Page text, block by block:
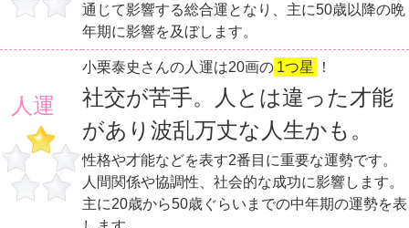
通じて影響する総合運となり、主に50歳以降の晩
年期に影響を及ぼします。
人運
小栗泰史さんの人運は20画の 1つ星 ！
社交が苦手。人とは違った才能
があり波乱万丈な人生かも。
性格や才能などを表す2番目に重要な運勢です。
人間関係や協調性、社会的な成功に影響します。
主に20歳から50歳ぐらいまでの中年期の運勢を表